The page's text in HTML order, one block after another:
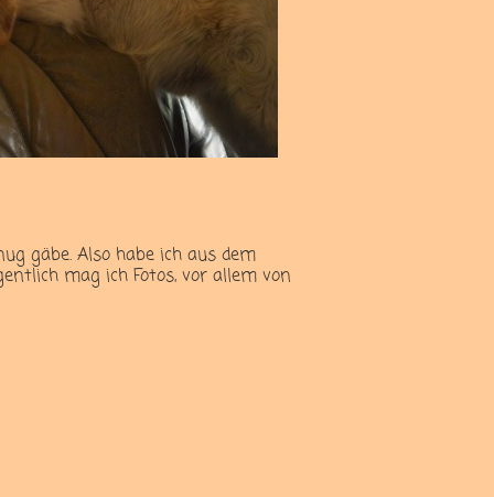
gäbe. Also habe ich aus dem
mag ich Fotos, vor allem von